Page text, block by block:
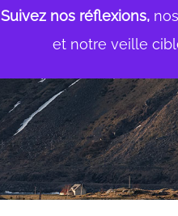
Suivez nos réflexions,
et notre veille